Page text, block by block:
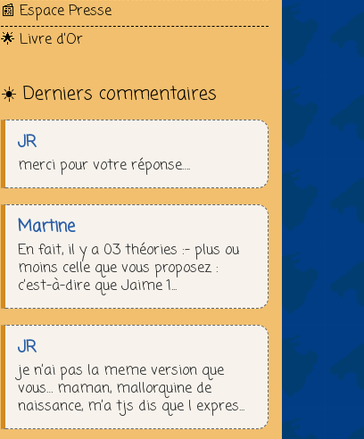
📰 Espace Presse
🌟 Livre d’Or
☀️ Derniers commentaires
JR
merci pour votre réponse….
Martine
En fait, il y a 03 théories :– plus ou
moins celle que vous proposez :
c’est-à-dire que Jaime 1...
JR
je n’ai pas la meme version que
vous… maman, mallorquine de
naissance, m’a tjs dis que l expres...